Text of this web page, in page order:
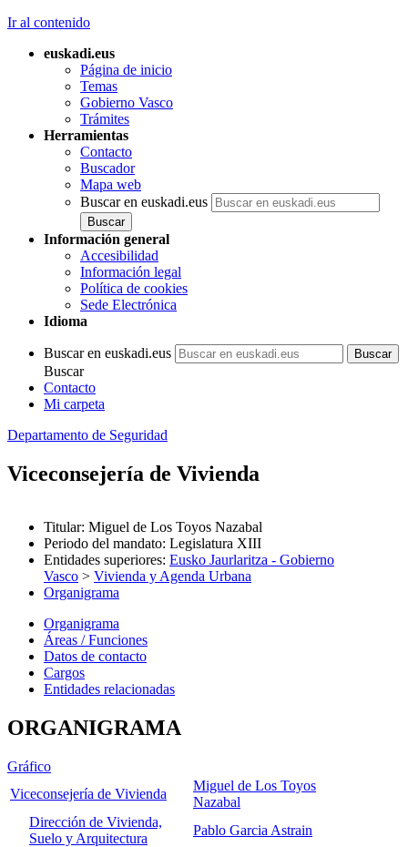
Ir al contenido
euskadi.eus
Página de inicio
Temas
Gobierno Vasco
Trámites
Herramientas
Contacto
Buscador
Mapa web
Buscar en euskadi.eus
Información general
Accesibilidad
Información legal
Política de cookies
Sede Electrónica
Idioma
Buscar en euskadi.eus
Buscar
Contacto
Mi carpeta
Departamento de Seguridad
Viceconsejería de Vivienda
Titular: Miguel de Los Toyos Nazabal
Periodo del mandato: Legislatura XIII
Entidades superiores: Eusko Jaurlaritza - Gobierno
Vasco > Vivienda y Agenda Urbana
Organigrama
Organigrama
Áreas / Funciones
Datos de contacto
Cargos
Entidades relacionadas
ORGANIGRAMA
Gráfico
Viceconsejería de Vivienda
Miguel de Los Toyos
Nazabal
Dirección de Vivienda,
Suelo y Arquitectura
Pablo Garcia Astrain